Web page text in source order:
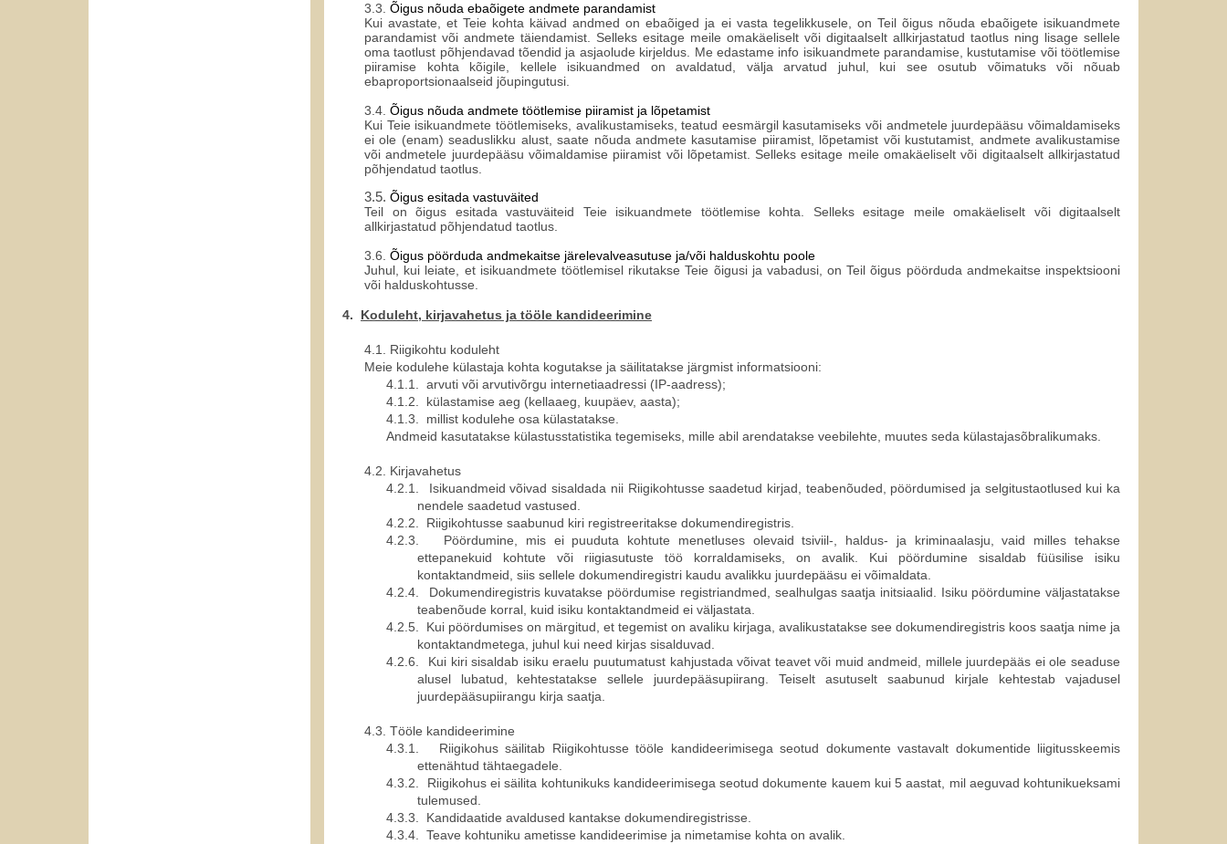
3.3. Õigus nõuda ebaõigete andmete parandamist
Kui avastate, et Teie kohta käivad andmed on ebaõiged ja ei vasta tegelikkusele, on Teil õigus nõuda ebaõigete isikuandmete
parandamist või andmete täiendamist. Selleks esitage meile omakäeliselt või digitaalselt allkirjastatud taotlus ning lisage sellele
oma taotlust põhjendavad tõendid ja asjaolude kirjeldus. Me edastame info isikuandmete parandamise, kustutamise või töötlemise
piiramise kohta kõigile, kellele isikuandmed on avaldatud, välja arvatud juhul, kui see osutub võimatuks või nõuab
ebaproportsionaalseid jõupingutusi.
3.4. Õigus nõuda andmete töötlemise piiramist ja lõpetamist
Kui Teie isikuandmete töötlemiseks, avalikustamiseks, teatud eesmärgil kasutamiseks või andmetele juurdepääsu võimaldamiseks
ei ole (enam) seaduslikku alust, saate nõuda andmete kasutamise piiramist, lõpetamist või kustutamist, andmete avalikustamise
või andmetele juurdepääsu võimaldamise piiramist või lõpetamist. Selleks esitage meile omakäeliselt või digitaalselt allkirjastatud
põhjendatud taotlus.
3.5. Õigus esitada vastuväited
Teil on õigus esitada vastuväiteid Teie isikuandmete töötlemise kohta. Selleks esitage meile omakäeliselt või digitaalselt
allkirjastatud põhjendatud taotlus.
3.6. Õigus pöörduda andmekaitse järelevalveasutuse ja/või halduskohtu poole
Juhul, kui leiate, et isikuandmete töötlemisel rikutakse Teie õigusi ja vabadusi, on Teil õigus pöörduda andmekaitse inspektsiooni
või halduskohtusse.
4. Koduleht, kirjavahetus ja tööle kandideerimine
4.1. Riigikohtu koduleht
Meie kodulehe külastaja kohta kogutakse ja säilitatakse järgmist informatsiooni:
4.1.1. arvuti või arvutivõrgu internetiaadressi (IP-aadress);
4.1.2.
külastamise aeg (kellaaeg, kuupäev, aasta);
4.1.3.
millist kodulehe osa külastatakse.
Andmeid kasutatakse külastusstatistika tegemiseks, mille abil arendatakse veebilehte, muutes seda külastajasõbralikumaks.
4.2. Kirjavahetus
4.2.1.
Isikuandmeid võivad sisaldada nii Riigikohtusse saadetud kirjad, teabenõuded, pöördumised ja selgitustaotlused kui ka
nendele saadetud vastused.
4.2.2.
Riigikohtusse saabunud kiri registreeritakse dokumendiregistris.
4.2.3.
Pöördumine, mis ei puuduta kohtute menetluses olevaid tsiviil-, haldus- ja kriminaalasju, vaid milles tehakse
ettepanekuid kohtute või riigiasutuste töö korraldamiseks, on avalik. Kui pöördumine sisaldab füüsilise isiku
kontaktandmeid, siis sellele dokumendiregistri kaudu avalikku juurdepääsu ei võimaldata.
4.2.4.
Dokumendiregistris kuvatakse pöördumise registriandmed, sealhulgas saatja initsiaalid. Isiku pöördumine väljastatakse
teabenõude korral, kuid isiku kontaktandmeid ei väljastata.
4.2.5.
Kui pöördumises on märgitud, et tegemist on avaliku kirjaga, avalikustatakse see dokumendiregistris koos saatja nime ja
kontaktandmetega, juhul kui need kirjas sisalduvad.
4.2.6.
Kui kiri sisaldab isiku eraelu puutumatust kahjustada võivat teavet või muid andmeid, millele juurdepääs ei ole seaduse
alusel lubatud, kehtestatakse sellele juurdepääsupiirang. Teiselt asutuselt saabunud kirjale kehtestab vajadusel
juurdepääsupiirangu kirja saatja.
4.3. Tööle kandideerimine
4.3.1.
Riigikohus säilitab Riigikohtusse tööle kandideerimisega seotud dokumente vastavalt dokumentide liigitusskeemis
ettenähtud tähtaegadele.
4.3.2.
Riigikohus ei säilita kohtunikuks kandideerimisega seotud dokumente kauem kui 5 aastat, mil aeguvad kohtunikueksami
tulemused.
4.3.3.
Kandidaatide avaldused kantakse dokumendiregistrisse.
4.3.4. Teave kohtuniku ametisse kandideerimise ja nimetamise kohta on avalik.